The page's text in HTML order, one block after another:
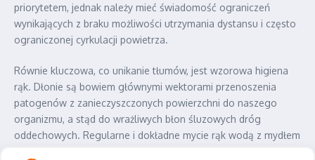
priorytetem, jednak należy mieć świadomość ograniczeń
wynikających z braku możliwości utrzymania dystansu i często
ograniczonej cyrkulacji powietrza.
Równie kluczowa, co unikanie tłumów, jest wzorowa higiena
rąk. Dłonie są bowiem głównymi wektorami przenoszenia
patogenów z zanieczyszczonych powierzchni do naszego
organizmu, a stąd do wrażliwych błon śluzowych dróg
oddechowych. Regularne i dokładne mycie rąk wodą z mydłem